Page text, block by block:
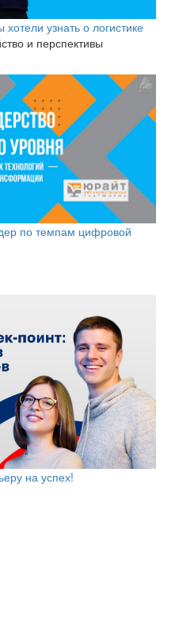
хотели узнать о логистике
и перспективы
по темпам цифровой
на успех!